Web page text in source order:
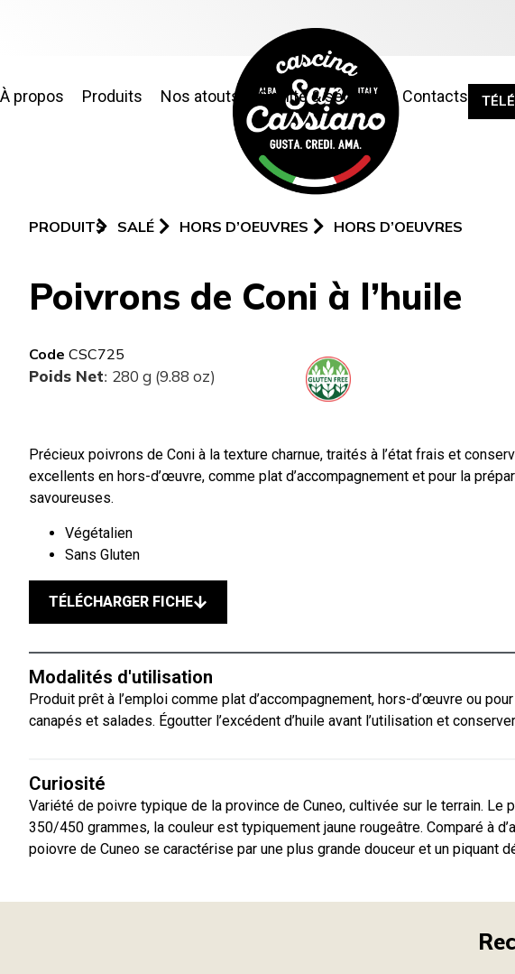
À propos Produits Nos atouts Qualité & sécurité Contacts
PRODUITS SALÉ HORS D’OEUVRES HORS D’OEUVRES
Poivrons de Coni à l’huile
Code CSC725
Poids Net: 280 g (9.88 oz)
Précieux poivrons de Coni à la texture charnue, traités à l’état frais et
excellents en hors-d’œuvre, comme plat d’accompagnement et pour la
savoureuses.
Végétalien
Sans Gluten
TÉLÉCHARGER FICHE
Modalités d'utilisation
Produit prêt à l’emploi comme plat d’accompagnement, hors-d’œuvre ou
canapés et salades. Égoutter l’excédent d’huile avant l’utilisation et
Curiosité
Variété de poivre typique de la province de Cuneo, cultivée sur le terrain. Le
350/450 grammes, la couleur est typiquement jaune rougeâtre. Comparé à
poiovre de Cuneo se caractérise par une plus grande douceur et un piquant